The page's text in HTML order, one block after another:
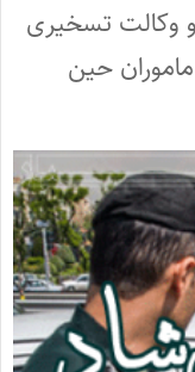
وکالت تسخیری
به ماموران حین